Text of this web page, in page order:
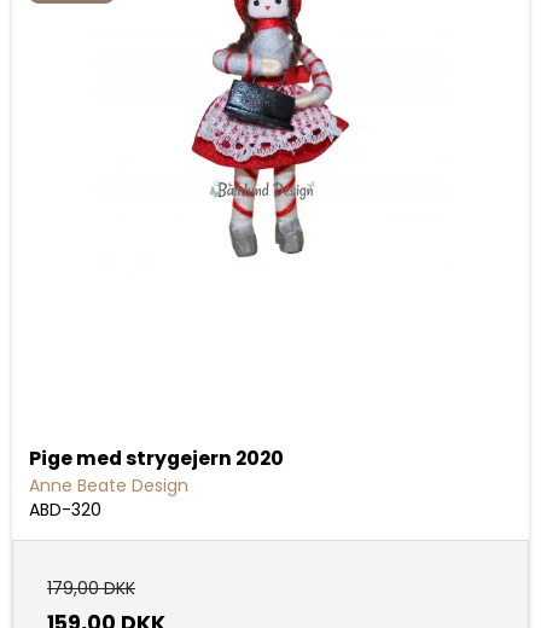
Pige med strygejern 2020
Anne Beate Design
ABD-320
179,00 DKK